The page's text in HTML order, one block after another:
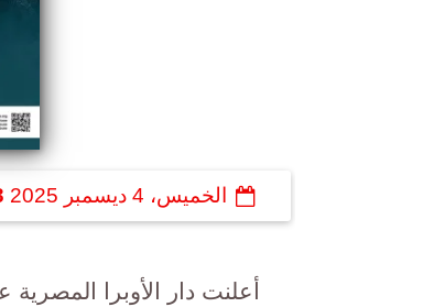
الخميس، 4 ديسمبر 2025
أعلنت دار الأوبرا